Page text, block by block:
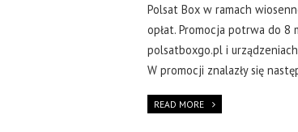
Polsat Box w ramach
opłat. Promocja potrwa do 8
polsatboxgo.pl i
W promocji znalazły się
READ MORE